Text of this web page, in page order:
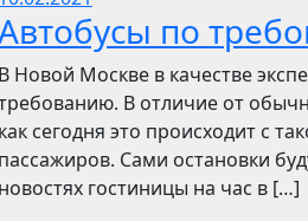
по
В Новой Москве в качестве
В отличие от
как сегодня это происходит с
пассажиров. Сами остановки
новостях гостиницы на час в […]